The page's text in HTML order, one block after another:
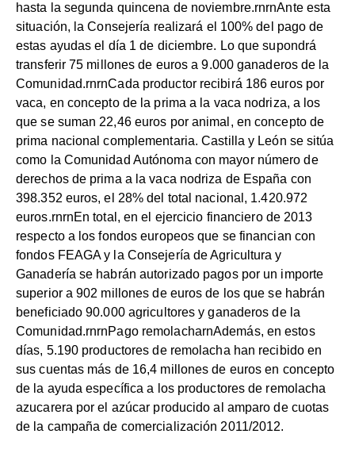
hasta la segunda quincena de noviembre.rnrnAnte esta
situación, la Consejería realizará el 100% del pago de
estas ayudas el día 1 de diciembre. Lo que supondrá
transferir 75 millones de euros a 9.000 ganaderos de la
Comunidad.rnrnCada productor recibirá 186 euros por
vaca, en concepto de la prima a la vaca nodriza, a los
que se suman 22,46 euros por animal, en concepto de
prima nacional complementaria. Castilla y León se sitúa
como la Comunidad Autónoma con mayor número de
derechos de prima a la vaca nodriza de España con
398.352 euros, el 28% del total nacional, 1.420.972
euros.rnrnEn total, en el ejercicio financiero de 2013
respecto a los fondos europeos que se financian con
fondos FEAGA y la Consejería de Agricultura y
Ganadería se habrán autorizado pagos por un importe
superior a 902 millones de euros de los que se habrán
beneficiado 90.000 agricultores y ganaderos de la
Comunidad.rnrnPago remolacharnAdemás, en estos
días, 5.190 productores de remolacha han recibido en
sus cuentas más de 16,4 millones de euros en concepto
de la ayuda específica a los productores de remolacha
azucarera por el azúcar producido al amparo de cuotas
de la campaña de comercialización 2011/2012.